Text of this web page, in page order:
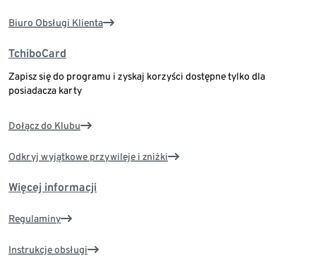
Biuro Obsługi Klienta
TchiboCard
Zapisz się do programu i zyskaj korzyści dostępne tylko dla
posiadacza karty
Dołącz do Klubu
Odkryj wyjątkowe przywileje i zniżki
Więcej informacji
Regulaminy
Instrukcje obsługi